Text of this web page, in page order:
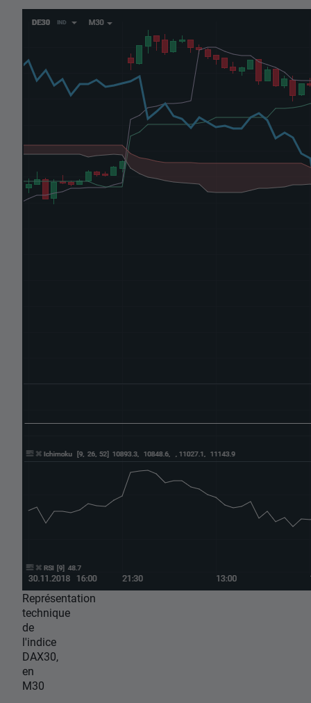
Représentation
technique
de
l'indice
DAX30,
en
M30